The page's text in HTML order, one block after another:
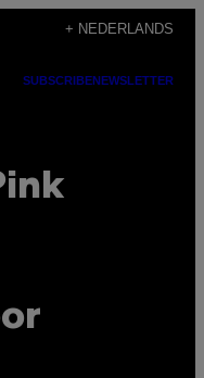
+ NEDERLANDS
SUBSCRIBENEWSLETTER